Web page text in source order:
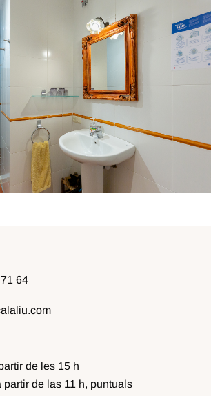
64
de les 15 h
partir de las 11 h, puntuals